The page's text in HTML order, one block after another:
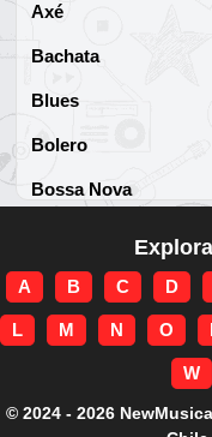
Axé
Bachata
Blues
Bolero
Bossa Nova
Brega-funk
Cha-Cha
Corridos
A B C D
L M N O
W
© 2024 - 2026